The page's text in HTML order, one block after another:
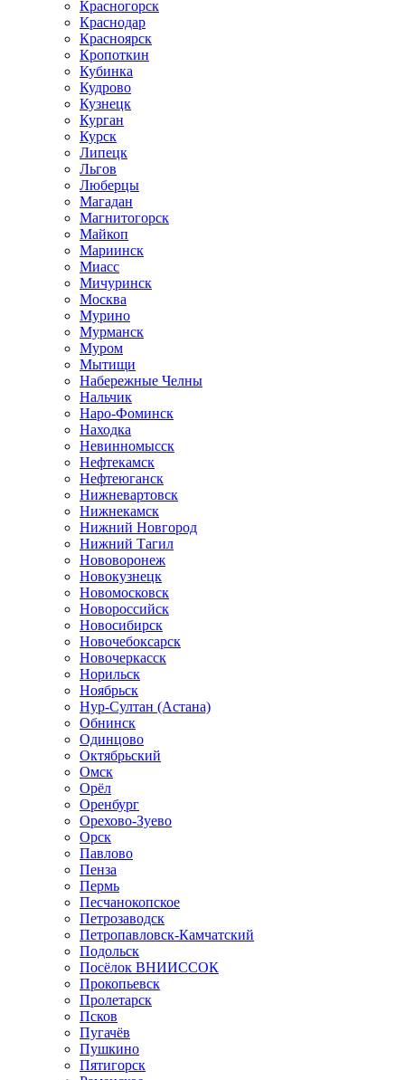
Красногорск
Краснодар
Красноярск
Кропоткин
Кубинка
Кудрово
Кузнецк
Курган
Курск
Липецк
Льгов
Люберцы
Магадан
Магнитогорск
Майкоп
Мариинск
Миасс
Мичуринск
Москва
Мурино
Мурманск
Муром
Мытищи
Набережные Челны
Нальчик
Наро-Фоминск
Находка
Невинномысск
Нефтекамск
Нефтеюганск
Нижневартовск
Нижнекамск
Нижний Новгород
Нижний Тагил
Нововоронеж
Новокузнецк
Новомосковск
Новороссийск
Новосибирск
Новочебоксарск
Новочеркасск
Норильск
Ноябрьск
Нур-Султан (Астана)
Обнинск
Одинцово
Октябрьский
Омск
Орёл
Оренбург
Орехово-Зуево
Орск
Павлово
Пенза
Пермь
Песчанокопское
Петрозаводск
Петропавловск-Камчатский
Подольск
Посёлок ВНИИССОК
Прокопьевск
Пролетарск
Псков
Пугачёв
Пушкино
Пятигорск